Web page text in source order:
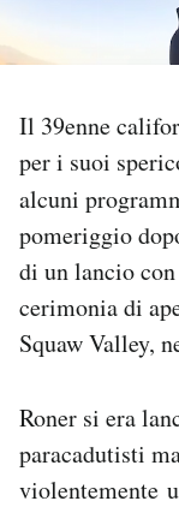
I MIEI
CALENDARIO
AREA
Area
Notifiche
Regala il Post
Hai bisogno
Il 39enne
per i suoi
alcuni
pomeriggio
di un lancio
cerimonia di
Squaw Valley,
Roner si era
paracadutisti
violentemente